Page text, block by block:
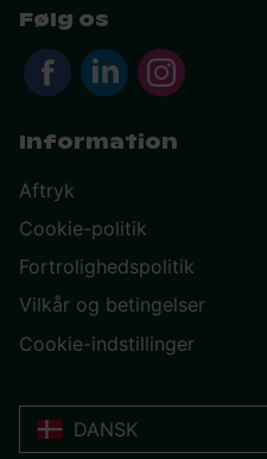
Følg os
Information
Aftryk
Cookie-politik
Fortrolighedspolitik
Vilkår og betingelser
Cookie-indstillinger
DANSK